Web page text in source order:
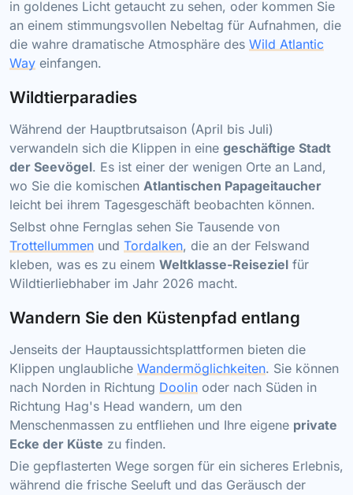
in goldenes Licht getaucht zu sehen, oder kommen Sie
an einem stimmungsvollen Nebeltag für Aufnahmen, die
die wahre dramatische Atmosphäre des Wild Atlantic
Way einfangen.
Wildtierparadies
Während der Hauptbrutsaison (April bis Juli)
verwandeln sich die Klippen in eine geschäftige Stadt
der Seevögel. Es ist einer der wenigen Orte an Land,
wo Sie die komischen Atlantischen Papageitaucher
leicht bei ihrem Tagesgeschäft beobachten können.
Selbst ohne Fernglas sehen Sie Tausende von
Trottellummen und Tordalken, die an der Felswand
kleben, was es zu einem Weltklasse-Reiseziel für
Wildtierliebhaber im Jahr 2026 macht.
Wandern Sie den Küstenpfad entlang
Jenseits der Hauptaussichtsplattformen bieten die
Klippen unglaubliche Wandermöglichkeiten. Sie können
nach Norden in Richtung Doolin oder nach Süden in
Richtung Hag's Head wandern, um den
Menschenmassen zu entfliehen und Ihre eigene private
Ecke der Küste zu finden.
Die gepflasterten Wege sorgen für ein sicheres Erlebnis,
während die frische Seeluft und das Geräusch der